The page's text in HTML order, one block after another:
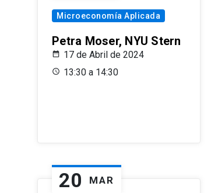
Microeconomía Aplicada
Petra Moser, NYU Stern
17 de Abril de 2024
13:30 a 14:30
20 MAR